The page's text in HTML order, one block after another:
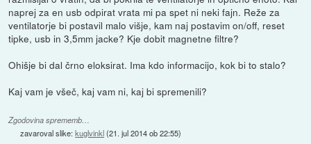
naprej za en usb odpirat vrata mi pa spet ni neki fajn. Reže za
ventilatorje bi postavil malo višje, kam naj postavim on/off, reset
tipke, usb in 3,5mm jacke? Kje dobit magnetne filtre?
Ohišje bi dal črno eloksirat. Ima kdo informacijo, kok bi to stalo?
Kaj vam je všeč, kaj vam ni, kaj bi spremenili?
Zgodovina sprememb…
zavaroval slike:kuglvinkl(21. jul 2014 ob 22:55)